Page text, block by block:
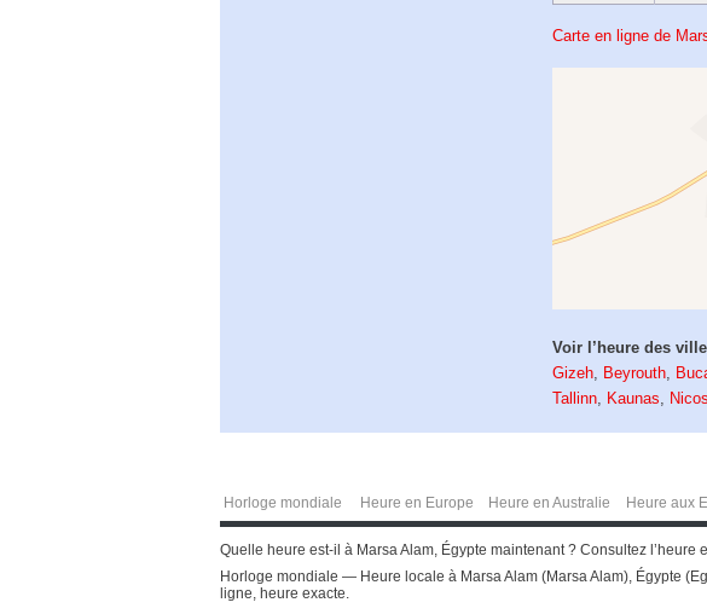
Carte en ligne de
Voir l’heure des
Gizeh, Beyrouth,
Tallinn, Kaunas,
Horloge mondiale Heure en Europe Heure en Australie Heure aux
Quelle heure est-il à Marsa Alam, Égypte maintenant ? Consultez l’heure
Horloge mondiale — Heure locale à Marsa Alam (Marsa Alam), Égypte
ligne, heure exacte.